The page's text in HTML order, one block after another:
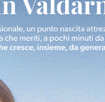
2026
agosto: Smart
torna il bando
Estrair